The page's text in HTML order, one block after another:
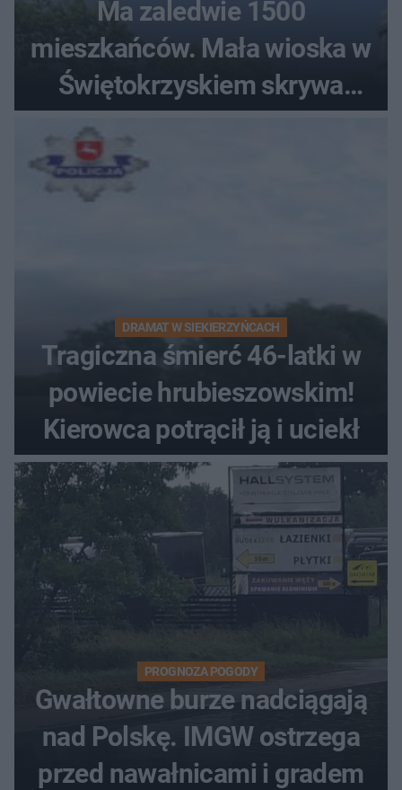
Ma zaledwie 1500
mieszkańców. Mała wioska w
Świętokrzyskiem skrywa
zabytki, bywał tu nawet król
DRAMAT W SIEKIERZYŃCACH
Tragiczna śmierć 46-latki w
powiecie hrubieszowskim!
Kierowca potrącił ją i uciekł
PROGNOZA POGODY
Gwałtowne burze nadciągają
nad Polskę. IMGW ostrzega
przed nawałnicami i gradem